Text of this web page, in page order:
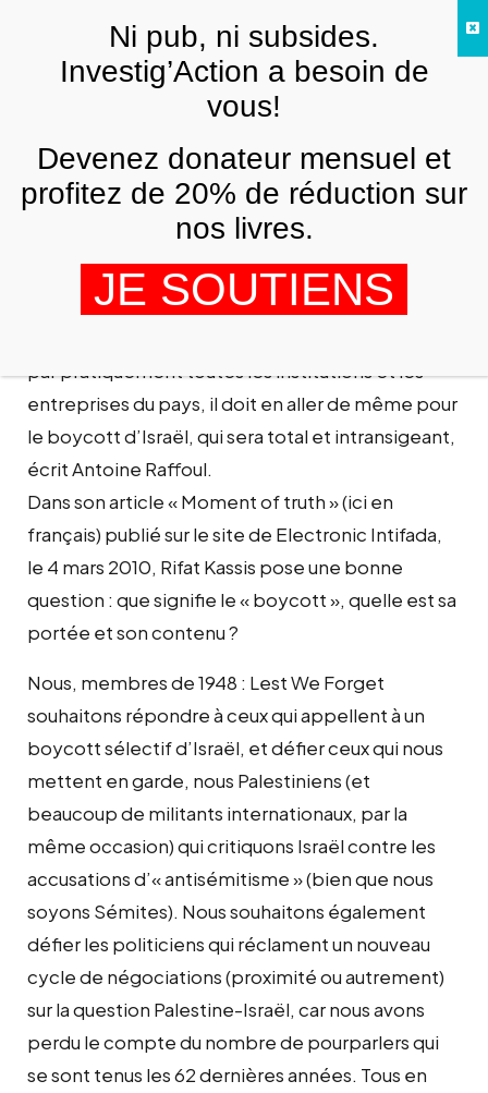
occupation totale
ANTOINE RAFFOUL 30 AVRIL 2010
par pratiquement toutes les institutions et les
entreprises du pays, il doit en aller de même pour
le boycott d’Israël, qui sera total et intransigeant,
écrit Antoine Raffoul.
Dans son article « Moment of truth » (ici en
français) publié sur le site de Electronic Intifada,
le 4 mars 2010, Rifat Kassis pose une bonne
question : que signifie le « boycott », quelle est sa
portée et son contenu ?
Nous, membres de 1948 : Lest We Forget
souhaitons répondre à ceux qui appellent à un
boycott sélectif d’Israël, et défier ceux qui nous
mettent en garde, nous Palestiniens (et
beaucoup de militants internationaux, par la
même occasion) qui critiquons Israël contre les
accusations d’« antisémitisme » (bien que nous
soyons Sémites). Nous souhaitons également
défier les politiciens qui réclament un nouveau
cycle de négociations (proximité ou autrement)
sur la question Palestine-Israël, car nous avons
perdu le compte du nombre de pourparlers qui
se sont tenus les 62 dernières années. Tous en
ANALYSES ET TÉMOIGNAGES
FRNi pub, ni subsides.
Investig’Action a besoin de
vous!
Devenez donateur mensuel et
profitez de 20% de réduction sur
nos livres.
JE SOUTIENS